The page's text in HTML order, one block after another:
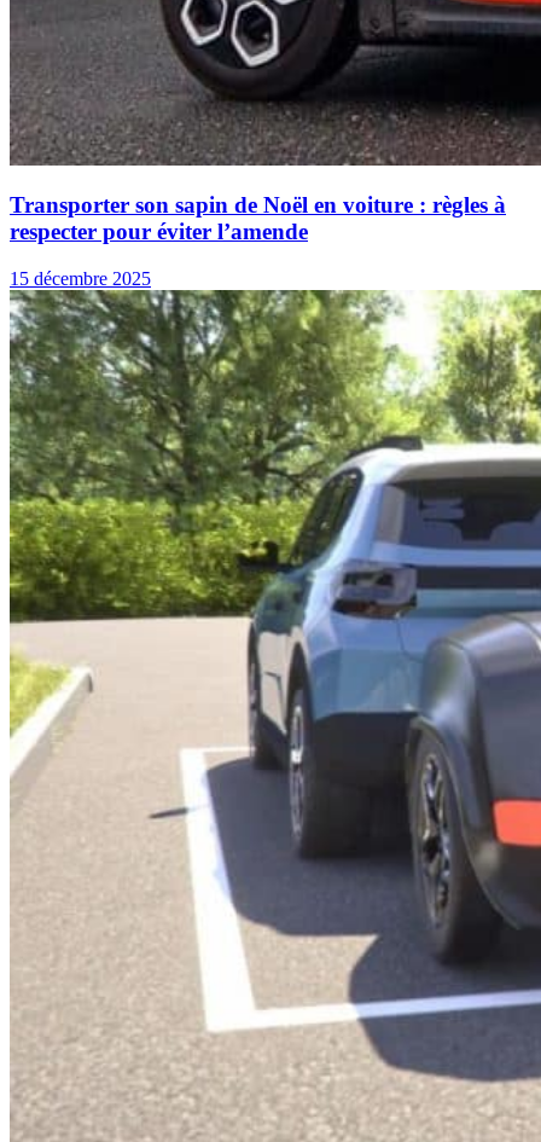
Transporter son sapin de Noël en voiture : règles à
respecter pour éviter l’amende
15 décembre 2025